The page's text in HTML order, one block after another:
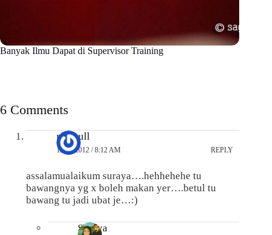
Banyak Ilmu Dapat di Supervisor Training
6 Comments
maszull
12/08/2012 / 8:12 AM REPLY
assalamualaikum suraya….hehhehehe tu
bawangnya yg x boleh makan yer….betul tu
bawang tu jadi ubat je…:)
Suraya